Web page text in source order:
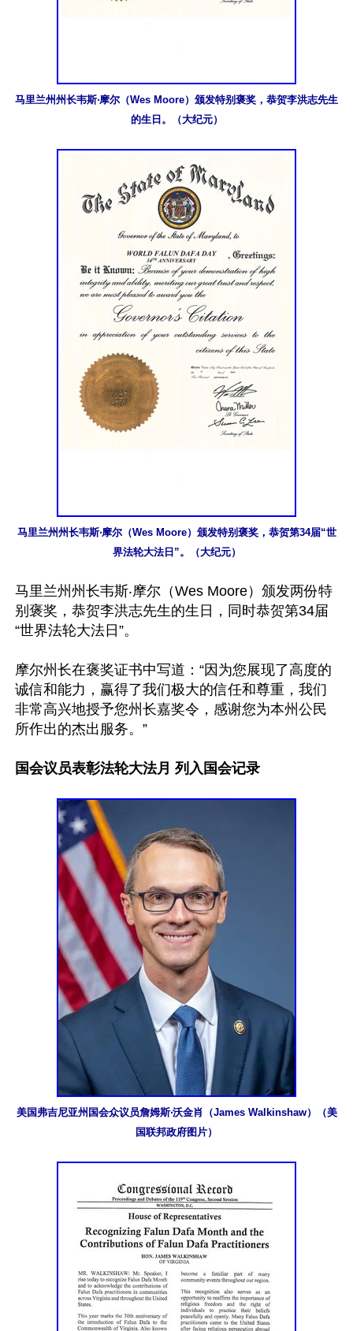
马里兰州州长韦斯‧摩尔（Wes Moore）颁发特别褒奖，恭贺李洪志先生
的生日。（大纪元）
马里兰州州长韦斯‧摩尔（Wes Moore）颁发特别褒奖，恭贺第34届“世
界法轮大法日”。（大纪元）
马里兰州州长韦斯‧摩尔（Wes Moore）颁发两份特
别褒奖，恭贺李洪志先生的生日，同时恭贺第34届
“世界法轮大法日”。
摩尔州长在褒奖证书中写道：“因为您展现了高度的
诚信和能力，赢得了我们极大的信任和尊重，我们
非常高兴地授予您州长嘉奖令，感谢您为本州公民
所作出的杰出服务。”
国会议员表彰法轮大法月 列入国会记录
美国弗吉尼亚州国会众议员詹姆斯‧沃金肖（James Walkinshaw）（美
国联邦政府图片）